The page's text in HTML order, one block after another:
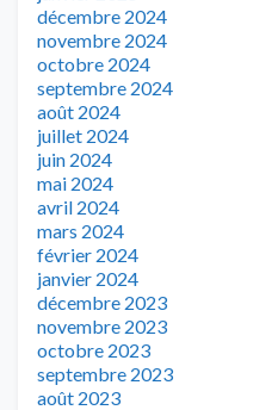
décembre 2024
novembre 2024
octobre 2024
septembre 2024
août 2024
juillet 2024
juin 2024
mai 2024
avril 2024
mars 2024
février 2024
janvier 2024
décembre 2023
novembre 2023
octobre 2023
septembre 2023
août 2023